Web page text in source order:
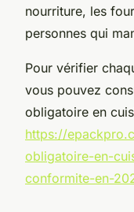
nourriture, les
personnes qui
Pour vérifier
vous pouvez
obligatoire en
https://
obligatoire-en-
conformite-en-